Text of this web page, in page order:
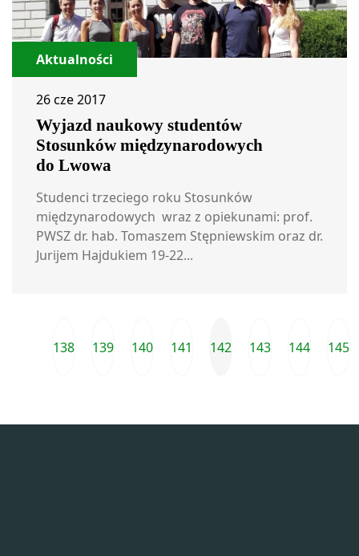
Aktualności
26 cze 2017
Wyjazd naukowy studentów
Stosunków międzynarodowych
do Lwowa
Studenci trzeciego roku Stosunków
międzynarodowych wraz z opiekunami: prof.
PWSZ dr. hab. Tomaszem Stępniewskim oraz dr.
Jurijem Hajdukiem 19-22...
Przejdź do ostatniej strony
Poprzednia strona
138 139 140 141 142 143 144 145